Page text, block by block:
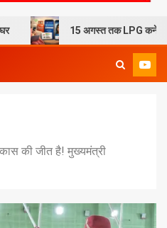
15 अगस्त तक LPG कनेक्शन की e-
की जीत है! मुख्यमंत्री